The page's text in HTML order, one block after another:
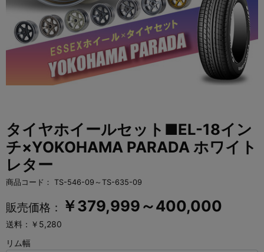
タイヤホイールセット■EL-18イン
チ×YOKOHAMA PARADA ホワイト
レター
商品コード： TS-546-09～TS-635-09
販売価格： ￥379,999～400,000
送料：￥5,280
リム幅